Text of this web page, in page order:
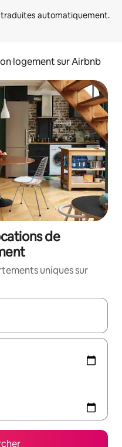
logement sur Airbnb
de
uniques sur
utilisez les flèches vers le